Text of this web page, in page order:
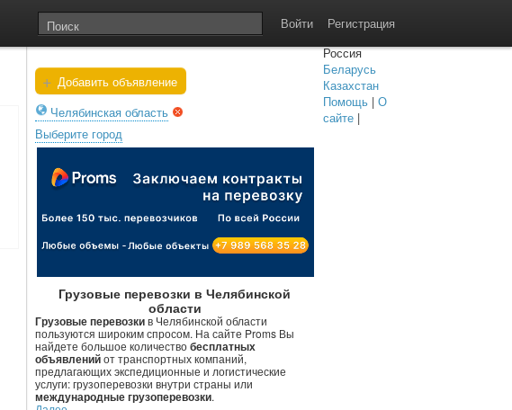
Войти Регистрация
+ Добавить объявление
Челябинская область
Выберите город
Грузовые перевозки в Челябинской
области
Грузовые перевозкив Челябинской области
пользуются широким спросом. На сайте Proms Вы
найдете большое количествобесплатных
объявленийот транспортных компаний,
предлагающих экспедиционные и логистические
услуги: грузоперевозки внутри страны или
международные грузоперевозки.
Россия
Беларусь
Казахстан
Помощь | О
сайте |